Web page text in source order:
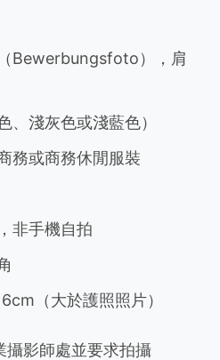
Bewerbungsfoto），肩
、淺灰色或淺藍色）
務或商務休閒服裝
非手機自拍
（大於護照照片）
攝影師處並要求拍攝